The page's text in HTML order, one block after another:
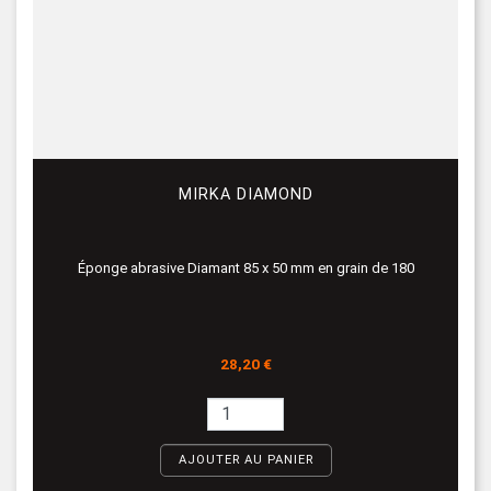
MIRKA DIAMOND
Éponge abrasive Diamant 85 x 50 mm en grain de 180
Prix
28,20 €
AJOUTER AU PANIER